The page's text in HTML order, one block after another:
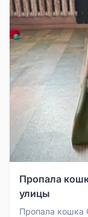
Пропала
улицы
Пропала кошка